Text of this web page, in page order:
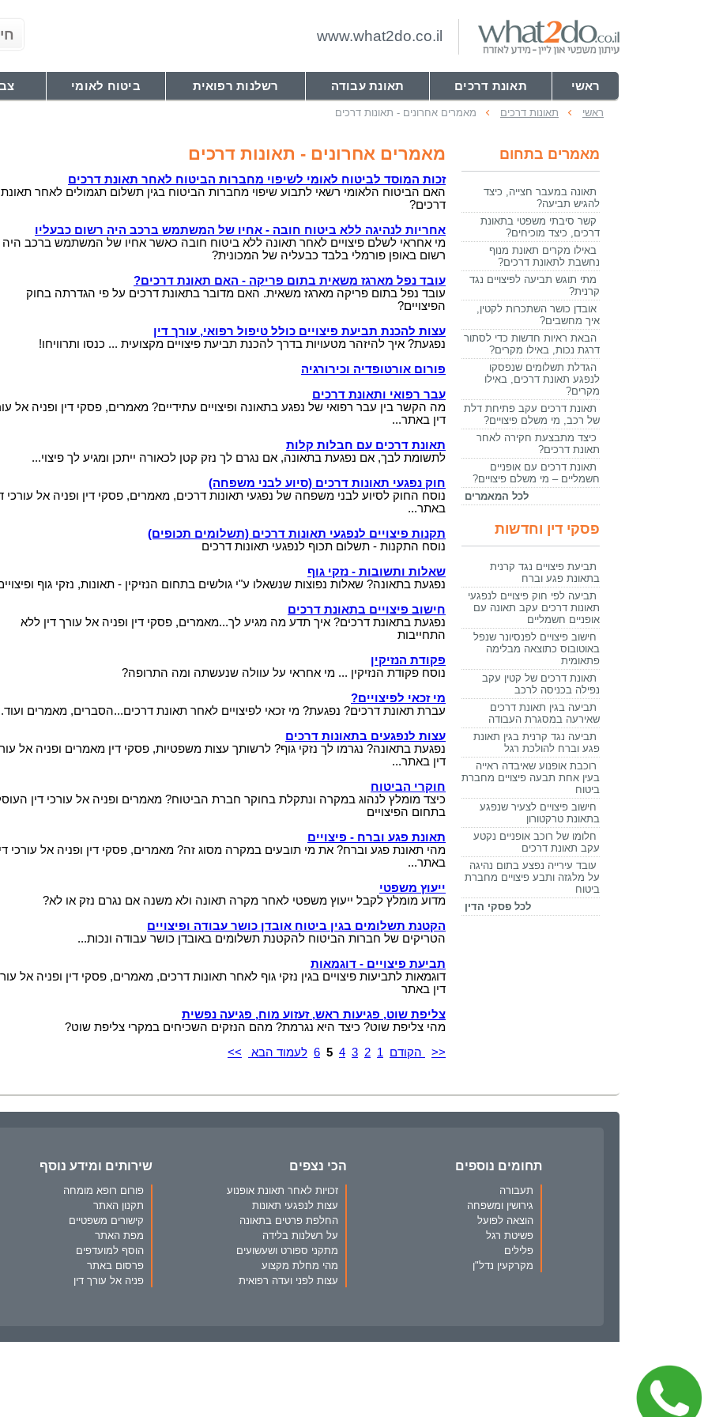
www.what2do.co.il
ראשי תאונת דרכים תאונת עבודה רשלנות רפואית ביטוח לאומי
ראשי תאונות דרכים מאמרים אחרונים - תאונות דרכים
מאמרים אחרונים - תאונות דרכים
זכות המוסד לביטוח לאומי לשיפוי מחברות הביטוח לאחר תאונת דרכים
האם הביטוח הלאומי רשאי לתבוע שיפוי מחברות הביטוח בגין תשלום תגמולים לאחר תאונת
דרכים?
אחריות לנהיגה ללא ביטוח חובה - אחיו של המשתמש ברכב היה רשום כבעליו
מי אחראי לשלם פיצויים לאחר תאונה ללא ביטוח חובה כאשר אחיו של המשתמש ברכב היה
רשום באופן פורמלי בלבד כבעליה של המכונית?
עובד נפל מארגז משאית בתום פריקה - האם תאונת דרכים?
עובד נפל בתום פריקה מארגז משאית. האם מדובר בתאונת דרכים על פי הגדרתה בחוק
הפיצויים?
עצות להכנת תביעת פיצויים כולל טיפול רפואי, עורך דין
נפגעת? איך להיזהר מטעויות בדרך להכנת תביעת פיצויים מקצועית ... כנסו ותרוויחו!
פורום אורטופדיה וכירורגיה
עבר רפואי ותאונת דרכים
מה הקשר בין עבר רפואי של נפגע בתאונה ופיצויים עתידיים? מאמרים, פסקי דין ופניה אל
דין באתר...
תאונת דרכים עם חבלות קלות
לתשומת לבך, אם נפגעת בתאונה, אם נגרם לך נזק קטן לכאורה ייתכן ומגיע לך פיצוי...
חוק נפגעי תאונות דרכים (סיוע לבני משפחה)
נוסח החוק לסיוע לבני משפחה של נפגעי תאונות דרכים, מאמרים, פסקי דין ופניה אל עורכי
באתר...
תקנות פיצויים לנפגעי תאונות דרכים (תשלומים תכופים)
נוסח התקנות - תשלום תכוף לנפגעי תאונות דרכים
שאלות ותשובות - נזקי גוף
נפגעת בתאונה? שאלות נפוצות שנשאלו ע"י גולשים בתחום הנזיקין - תאונות, נזקי גוף
חישוב פיצויים בתאונת דרכים
נפגעת בתאונת דרכים? איך תדע מה מגיע לך...מאמרים, פסקי דין ופניה אל עורך דין ללא
התחייבות
פקודת הנזיקין
נוסח פקודת הנזיקין ... מי אחראי על עוולה שנעשתה ומה התרופה?
מי זכאי לפיצויים?
עברת תאונת דרכים? נפגעת? מי זכאי לפיצויים לאחר תאונת דרכים...הסברים, מאמרים
עצות לנפגעים בתאונות דרכים
נפגעת בתאונה? נגרמו לך נזקי גוף? לרשותך עצות משפטיות, פסקי דין מאמרים ופניה אל
דין באתר...
חוקרי הביטוח
כיצד מומלץ לנהוג במקרה ונתקלת בחוקר חברת הביטוח? מאמרים ופניה אל עורכי דין
בתחום הפיצויים
תאונת פגע וברח - פיצויים
מהי תאונת פגע וברח? את מי תובעים במקרה מסוג זה? מאמרים, פסקי דין ופניה אל עורכי
באתר...
ייעוץ משפטי
מדוע מומלץ לקבל ייעוץ משפטי לאחר מקרה תאונה ולא משנה אם נגרם נזק או לא?
הקטנת תשלומים בגין ביטוח אובדן כושר עבודה ופיצויים
הטריקים של חברות הביטוח להקטנת תשלומים באובדן כושר עבודה ונכות...
תביעת פיצויים - דוגמאות
דוגמאות לתביעות פיצויים בגין נזקי גוף לאחר תאונות דרכים, מאמרים, פסקי דין ופניה אל
דין באתר
צליפת שוט, פגיעות ראש, זעזוע מוח, פגיעה נפשית
מהי צליפת שוט? כיצד היא נגרמת? מהם הנזקים השכיחים במקרי צליפת שוט?
<<
הקודם 1
2
3
4
5
6 לעמוד הבא >>
מאמרים בתחום
תאונה במעבר חצייה, כיצד
להגיש תביעה?
קשר סיבתי משפטי בתאונת
דרכים, כיצד מוכיחים?
באילו מקרים תאונת מנוף
נחשבת לתאונת דרכים?
מתי תוגש תביעה לפיצויים נגד
קרנית?
אובדן כושר השתכרות לקטין,
איך מחשבים?
הבאת ראיות חדשות כדי לסתור
דרגת נכות, באילו מקרים?
הגדלת תשלומים שנפסקו
לנפגע תאונת דרכים, באילו
מקרים?
תאונת דרכים עקב פתיחת דלת
של רכב, מי משלם פיצויים?
כיצד מתבצעת חקירה לאחר
תאונת דרכים?
תאונת דרכים עם אופניים
חשמליים – מי משלם פיצויים?
לכל המאמרים
פסקי דין וחדשות
תביעת פיצויים נגד קרנית
בתאונת פגע וברח
תביעה לפי חוק פיצויים לנפגעי
תאונות דרכים עקב תאונה עם
אופניים חשמליים
חישוב פיצויים לפנסיונר שנפל
באוטובוס כתוצאה מבלימה
פתאומית
תאונת דרכים של קטין עקב
נפילה בכניסה לרכב
תביעה בגין תאונת דרכים
שאירעה במסגרת העבודה
תביעה נגד קרנית בגין תאונת
פגע וברח להולכת רגל
רוכבת אופנוע שאיבדה ראייה
בעין אחת תבעה פיצויים מחברת
ביטוח
חישוב פיצויים לצעיר שנפגע
בתאונת טרקטורון
חלומו של רוכב אופניים נקטע
עקב תאונת דרכים
עובד עירייה נפצע בתום נהיגה
על מלגזה ותבע פיצויים מחברת
ביטוח
לכל פסקי הדין
תחומים נוספים
תעבורה
גירושין ומשפחה
הוצאה לפועל
פשיטת רגל
פלילים
מקרקעין נדל"ן
הכי נצפים
זכויות לאחר תאונת אופנוע
עצות לנפגעי תאונות
החלפת פרטים בתאונה
על רשלנות בלידה
מתקני ספורט ושעשועים
מהי מחלת מקצוע
עצות לפני ועדה רפואית
שירותים ומידע נוסף
פורום רופא מומחה
תקנון האתר
קישורים משפטיים
מפת האתר
הוסף למועדפים
פרסום באתר
פניה אל עורך דין